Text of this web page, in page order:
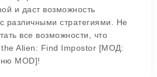
и даст возможность
различными стратегиями. Не
все возможности, что
the Alien: Find Impostor [МОД:
MOD]!